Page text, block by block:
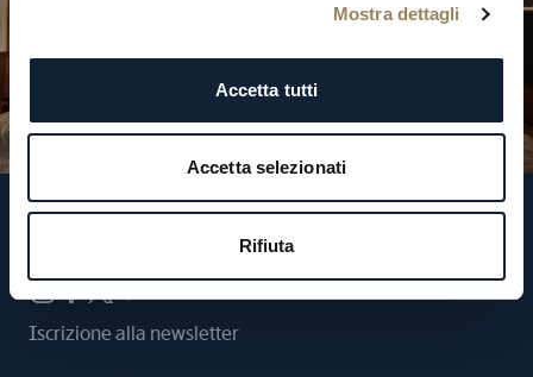
Mostra dettagli
Accetta tutti
Accetta selezionati
Rifiuta
Iscrizione alla newsletter